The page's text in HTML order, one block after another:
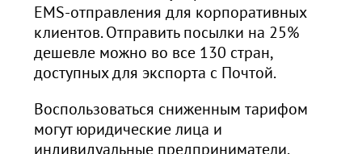
EMS-отправления для корпоративных
клиентов. Отправить посылки на 25%
дешевле можно во все 130 стран,
доступных для экспорта с Почтой.
Воспользоваться сниженным тарифом
могут юридические лица и
индивидуальные предприниматели,